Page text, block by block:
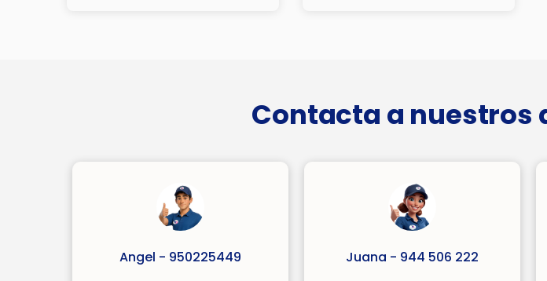
Contacta a nuestros
Angel - 950225449 Juana - 944 506 222